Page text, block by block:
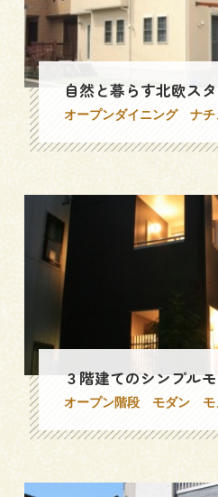
来場予約 お問い合
自然と暮らす北欧ス
オープンダイニング ナ
３階建てのシンプル
オープン階段 モダン